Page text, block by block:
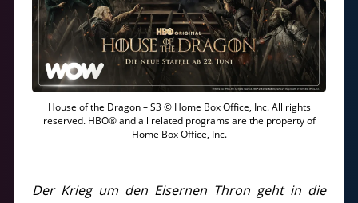
House of the Dragon – S3 © Home Box Office, Inc. All rights
reserved. HBO® and all related programs are the property of
Home Box Office, Inc.
Der Krieg um den Eisernen Thron geht in die